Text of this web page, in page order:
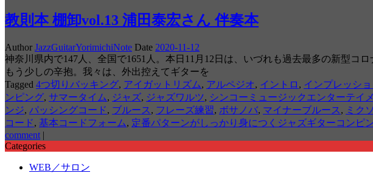
教則本 棚卸vol.13 浦田泰宏さん 伴奏本
Author JazzGuitarYorimichiNote Date 2020-11-12
神奈川県内で147人、全国で1651人。本日11月12日は、いづれも過去最多の新型コ
もう少しの辛抱。我々は、外出控えてギターを
Tagged 4つ切りバッキング, アイガットリズム, アルペジオ, イントロ , インプレッシ
ンピング, サマータイム, ジャズ, ジャズワルツ, シンコーミュージックエンターテイ
ンジ, パッシングコード, ブルース , フレーズ練習, ボサノバ, マイナーブルース , ミク
コード, 基本コードフォーム, 定番パターンがしっかり身につくジャズギターコンピ
comment |
Categories
WEB／サロン